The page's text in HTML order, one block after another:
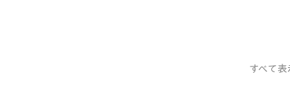
すべて表